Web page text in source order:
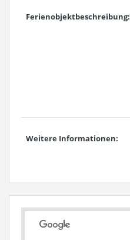
Ferienobjektbeschreibung:
Weitere Informationen: